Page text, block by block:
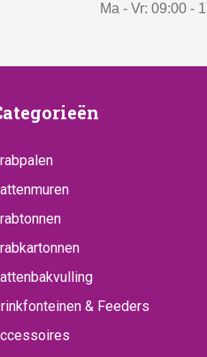
Ma - Vr: 09:00 -
& Feeders